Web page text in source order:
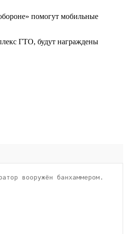
помогут мобильные
ГТО, будут награждены